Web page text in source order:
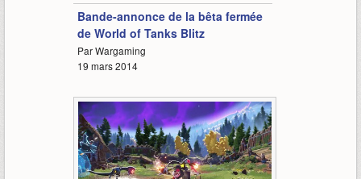
Bande-annonce de la bêta fermée
de World of Tanks Blitz
Par Wargaming
19 mars 2014